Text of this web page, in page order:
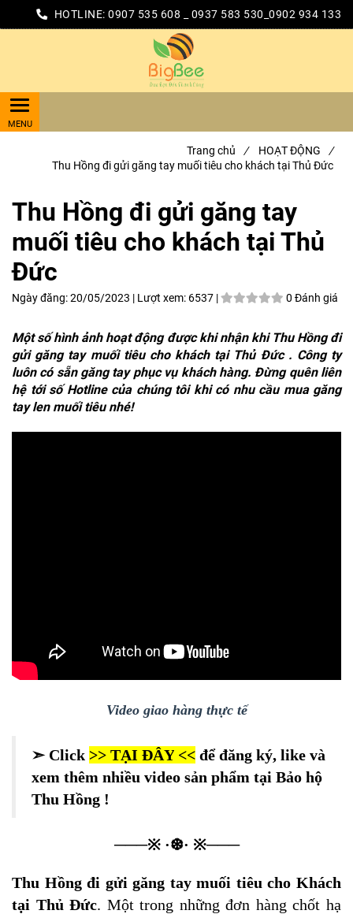
HOTLINE: 0907 535 608 _ 0937 583 530_0902 934 133
Trang chủ / HOẠT ĐỘNG
/
Thu Hồng đi gửi găng tay muối tiêu cho khách tại Thủ Đức
Thu Hồng đi gửi găng tay
muối tiêu cho khách tại Thủ
Đức
Ngày đăng:20/05/2023 | Lượt xem: 6537 | 0 Đánh giá
Một số hình ảnh hoạt động được khi nhận khi Thu Hồng đi
gửi găng tay muối tiêu cho khách tại Thủ Đức . Công ty
luôn có sẵn găng tay phục vụ khách hàng. Đừng quên liên
hệ tới số Hotline của chúng tôi khi có nhu cầu mua găng
tay len muối tiêu nhé!
Video giao hàng thực tế
➣ Click >> TẠI ĐÂY << để đăng ký, like và
xem thêm nhiều video sản phẩm tại Bảo hộ
Thu Hồng !
───※ ·❆· ※───
Thu Hồng đi gửi găng tay muối tiêu cho Khách
tại Thủ Đức. Một trong những đơn hàng chốt hạ